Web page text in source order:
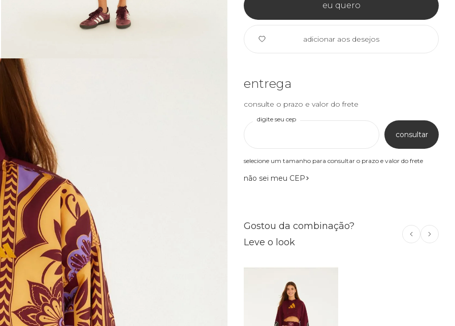
eu quero
adicionar aos desejos
entrega
consulte o prazo e valor do frete
digite seu cep
consultar
selecione um tamanho para consultar o prazo e valor do frete
não sei meu CEP
Gostou da combinação?
Leve o look